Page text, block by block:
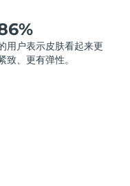
用户表示皮肤看起来更
致、更有弹性。